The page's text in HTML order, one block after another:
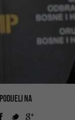
PODIJELI NA